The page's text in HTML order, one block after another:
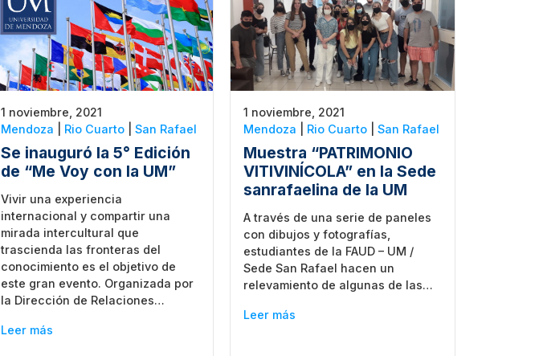
1 noviembre, 2021
Mendoza
Rio Cuarto |San Rafael
Se inauguró la 5° Edición
de “Me Voy con la UM”
Vivir una experiencia
internacional y compartir una
mirada intercultural que
trascienda las fronteras del
conocimiento es el objetivo de
este gran evento. Organizada por
la Dirección de Relaciones…
Leer más
1 noviembre, 2021
Mendoza
Rio Cuarto| San Rafael
Muestra “PATRIMONIO
VITIVINÍCOLA” en la Sede
sanrafaelina de la UM
A través de una serie de paneles
con dibujos y fotografías,
estudiantes de la FAUD – UM /
Sede San Rafael hacen un
relevamiento de algunas de las…
Leer más